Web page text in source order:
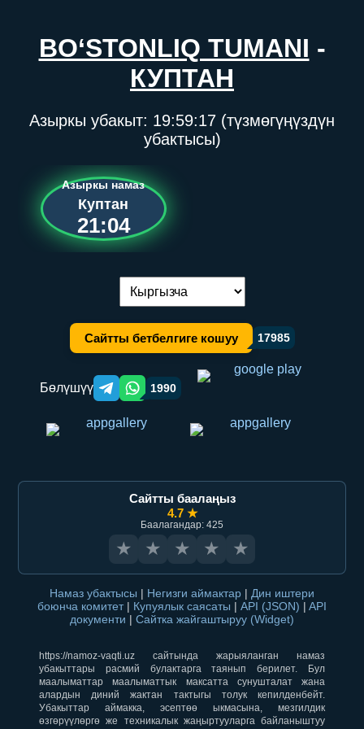
BO‘STONLIQ TUMANI -
КУПТАН
Азыркы убакыт: 19:59:17 (түзмөгүңүздүн
убактысы)
Азыркы намаз
Куптан
21:04
Тилди алмаштыруу:
Сайтты бетбелгиге кошуу 17985
Бөлүшүү Telegram orqali ulashish
WhatsApp orqali ulashish
1990
Сайтты баалаңыз
4.7 ★
Баалагандар: 425
★ ★ ★ ★ ★
Намаз убактысы | Негизги аймактар | Дин иштери
боюнча комитет | Купуялык саясаты | API (JSON) | API
документи | Сайтка жайгаштыруу (Widget)
https://namoz-vaqti.uz сайтында жарыяланган намаз
убакыттары расмий булактарга таянып берилет. Бул
маалыматтар маалыматтык максатта сунушталат жана
алардын диний жактан тактыгы толук кепилденбейт.
Убакыттар аймакка, эсептөө ыкмасына, мезгилдик
өзгөрүүлөргө же техникалык жаңыртууларга байланыштуу